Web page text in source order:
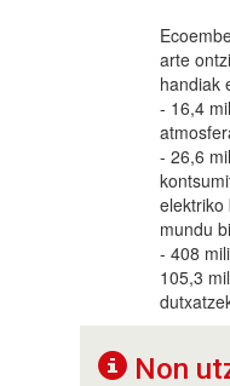
arte
handiak
- 16,4
- 26,6
elektriko
mundu
- 408
105,3
Non